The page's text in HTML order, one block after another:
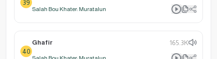
39
Salah Bou Khater: Muratalun
40
Ghafir 165.3K